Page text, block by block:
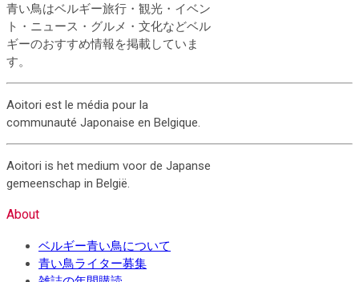
青い鳥はベルギー旅行・観光・イベン
ト・ニュース・グルメ・文化などベル
ギーのおすすめ情報を掲載していま
す。
Aoitori est le média pour la
communauté Japonaise en Belgique.
Aoitori is het medium voor de Japanse
gemeenschap in België.
About
ベルギー青い鳥について
青い鳥ライター募集